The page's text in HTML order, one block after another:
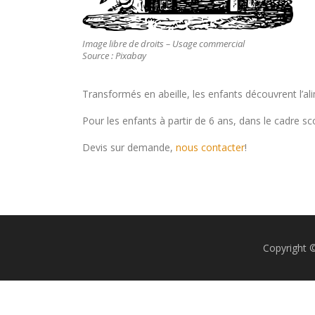
Image libre de droits – Usage commercial
Source : Pixabay
Transformés en abeille, les enfants découvrent
Pour les enfants à partir de 6 ans, dans le cadre
Devis sur demande, nous contacter!
Copyright